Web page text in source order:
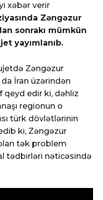
xəbər verir
Zəngəzur
sonrakı mümkün
yayımlanıb.
Zəngəzur
İran üzərindən
qeyd edir ki, dəhliz
regionun o
türk dövlətlərinin
ki, Zəngəzur
tək problem
tədbirləri nəticəsində